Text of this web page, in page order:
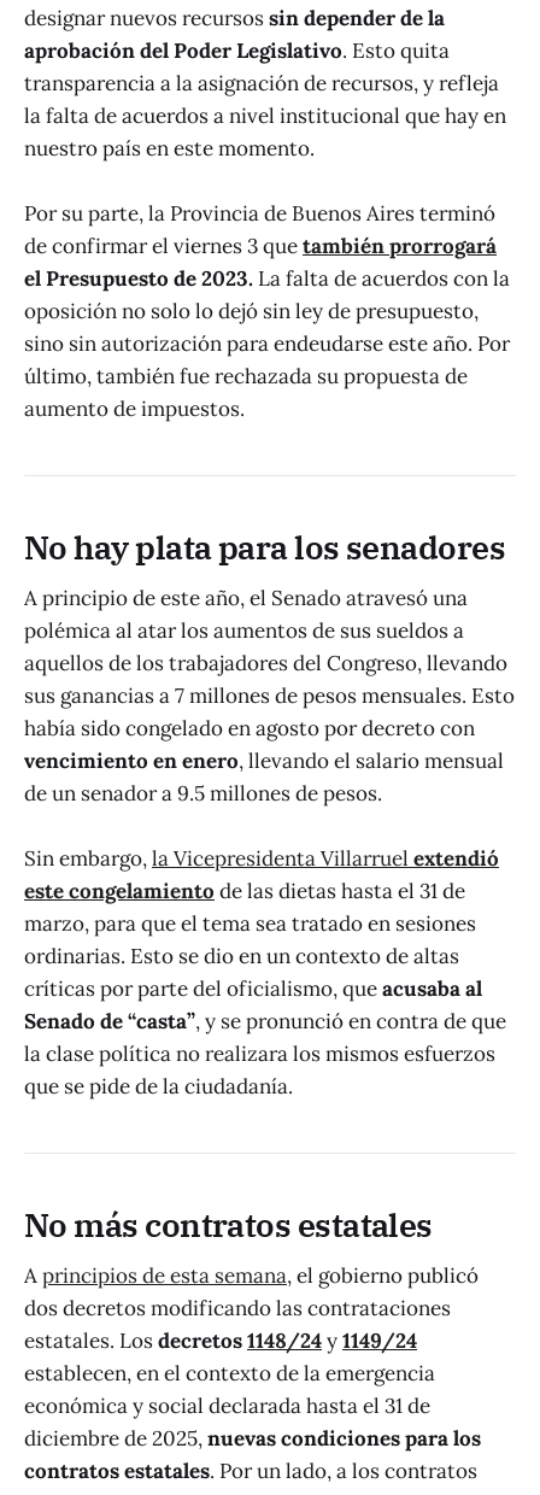
designar nuevos recursossin depender de la
aprobación del Poder Legislativo. Esto quita
transparencia a la asignación de recursos, y refleja
la falta de acuerdos a nivel institucional que hay en
nuestro país en este momento.
Por su parte, la Provincia de Buenos Aires terminó
de confirmar el viernes 3 quetambién prorrogará
el Presupuesto de 2023. La falta de acuerdos con la
oposición no solo lo dejó sin ley de presupuesto,
sino sin autorización para endeudarse este año. Por
último, también fue rechazada su propuesta de
aumento de impuestos.
No hay plata para los senadores
A principio de este año, el Senado atravesó una
polémica al atar los aumentos de sus sueldos a
aquellos de los trabajadores del Congreso, llevando
sus ganancias a 7 millones de pesos mensuales. Esto
había sido congelado en agosto por decreto con
vencimiento en enero, llevando el salario mensual
de un senador a 9.5 millones de pesos.
Sin embargo,la Vicepresidenta Villarruel extendió
este congelamiento de las dietas hasta el 31 de
marzo, para que el tema sea tratado en sesiones
ordinarias. Esto se dio en un contexto de altas
críticas por parte del oficialismo, queacusaba al
Senado de “casta”, y se pronunció en contra de que
la clase política no realizara los mismos esfuerzos
que se pide de la ciudadanía.
No más contratos estatales
Aprincipios de esta semana, el gobierno publicó
dos decretos modificando las contrataciones
estatales. Losdecretos1148/24y1149/24
establecen, en el contexto de la emergencia
económica y social declarada hasta el 31 de
diciembre de 2025,nuevas condiciones para los
contratos estatales. Por un lado, a los contratos